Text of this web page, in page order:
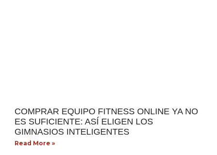
COMPRAR EQUIPO FITNESS ONLINE YA NO
ES SUFICIENTE: ASÍ ELIGEN LOS
GIMNASIOS INTELIGENTES
Read More »